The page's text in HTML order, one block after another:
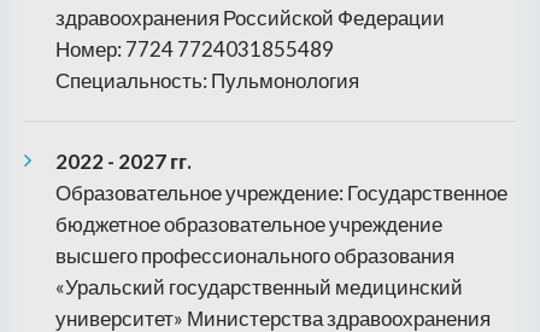
здравоохранения Российской Федерации
Номер: 7724 7724031855489
Специальность: Пульмонология
2022 - 2027 гг.
Образовательное учреждение: Государственное
бюджетное образовательное учреждение
высшего профессионального образования
«Уральский государственный медицинский
университет» Министерства здравоохранения